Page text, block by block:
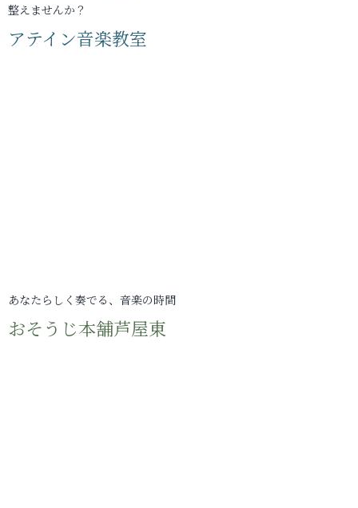
整えませんか？
アテイン音楽教室
あなたらしく奏でる、音楽の時間
おそうじ本舗芦屋東